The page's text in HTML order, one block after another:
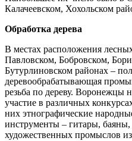
Калачеевском, Хохольском
Обработка дерева
В местах расположения
Павловском, Бобровском,
Бутурлиновском районах –
деревообрабатывающая
резьба по дереву. Воронежцы
участие в различных
них этнографические
инструменты – гитары, баяны,
художественных промыслов